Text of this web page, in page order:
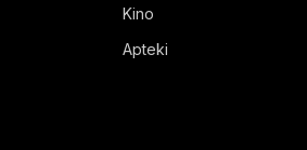
Kino
Apteki